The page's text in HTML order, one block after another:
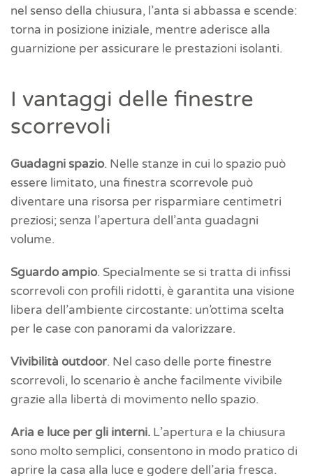
nel senso della chiusura, l’anta si abbassa e scende:
torna in posizione iniziale, mentre aderisce alla
guarnizione per assicurare le prestazioni isolanti.
I vantaggi delle finestre
scorrevoli
Guadagni spazio. Nelle stanze in cui lo spazio può
essere limitato, una finestra scorrevole può
diventare una risorsa per risparmiare centimetri
preziosi; senza l’apertura dell’anta guadagni
volume.
Sguardo ampio. Specialmente se si tratta di infissi
scorrevoli con profili ridotti, è garantita una visione
libera dell’ambiente circostante: un’ottima scelta
per le case con panorami da valorizzare.
Vivibilità outdoor. Nel caso delle porte finestre
scorrevoli, lo scenario è anche facilmente vivibile
grazie alla libertà di movimento nello spazio.
Aria e luce per gli interni. L’apertura e la chiusura
sono molto semplici, consentono in modo pratico di
aprire la casa alla luce e godere dell’aria fresca.